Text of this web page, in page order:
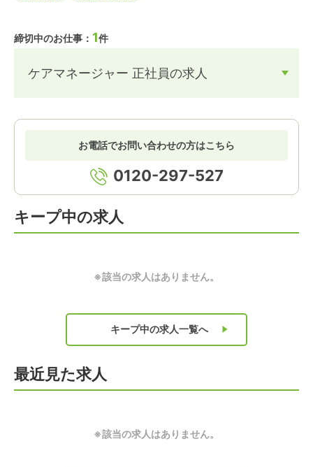
締切中のお仕事： 1件
ケアマネージャー 正社員の求人
お電話でお問い合わせの方はこちら
0120-297-527
キープ中の求人
※該当の求人はありません。
キープ中の求人一覧へ
最近見た求人
※該当の求人はありません。